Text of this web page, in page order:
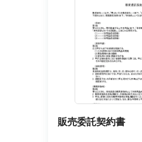
販売委託契約書